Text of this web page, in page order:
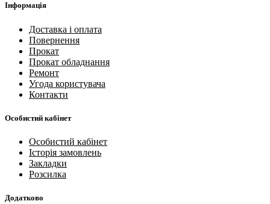
Інформація
Доставка і оплата
Повернення
Прокат
Прокат обладнання
Ремонт
Угода користувача
Контакти
Особистий кабінет
Особистий кабінет
Історія замовлень
Закладки
Розсилка
Додатково